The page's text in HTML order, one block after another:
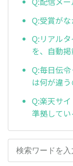
Q:受賞が
Q:リアル
を、自動
Q:毎日伝
は何が違う
Q:楽天サ
準拠してい